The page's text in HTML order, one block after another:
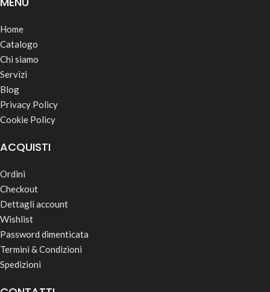
Home
Catalogo
Chi siamo
Servizi
Blog
Privacy Policy
Cookie Policy
ACQUISTI
Ordini
Checkout
Dettagli account
Wishlist
Password dimenticata
Termini & Condizioni
Spedizioni